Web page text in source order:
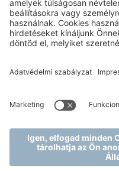
WELLNESS
HOGY
EGYENSÚLYT
Próbálják ki a Mjus Spa
készült termékeivel
kezeléseinket. A teljes